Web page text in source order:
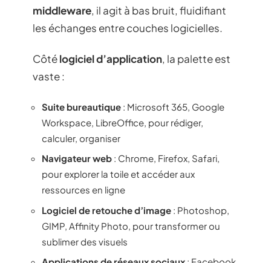
middleware, il agit à bas bruit, fluidifiant
les échanges entre couches logicielles.
Côtélogiciel d’application, la palette est
vaste :
Suite bureautique : Microsoft 365, Google
Workspace, LibreOffice, pour rédiger,
calculer, organiser
Navigateur web : Chrome, Firefox, Safari,
pour explorer la toile et accéder aux
ressources en ligne
Logiciel de retouche d’image : Photoshop,
GIMP, Affinity Photo, pour transformer ou
sublimer des visuels